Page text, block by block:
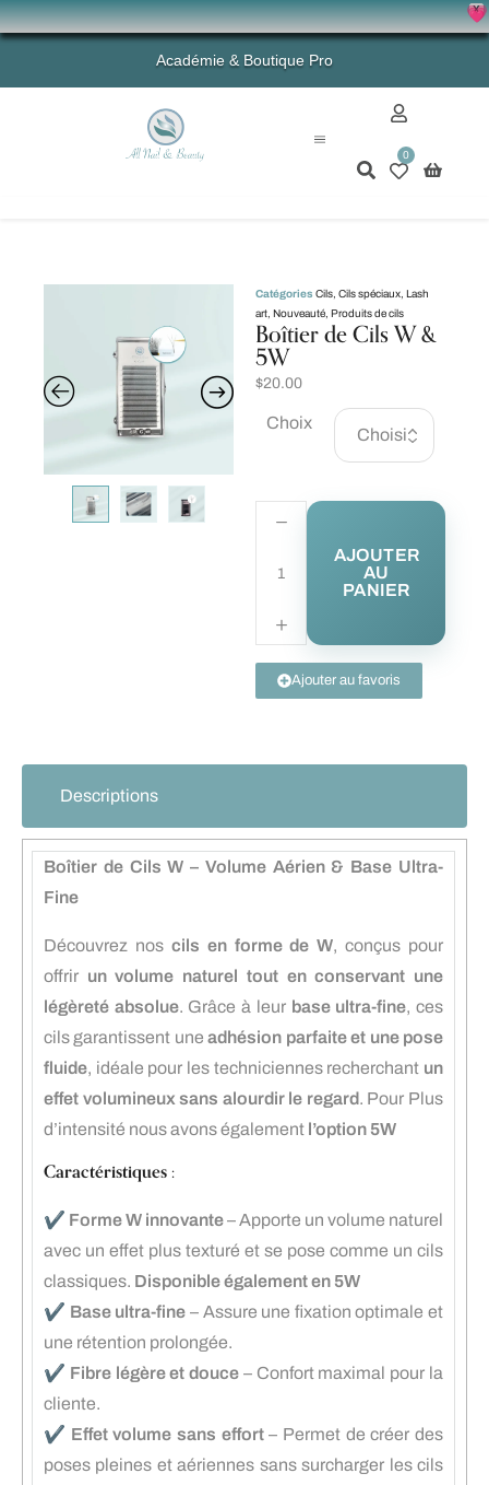
X
💗 -
Académie & Boutique Pro
0
Catégories Cils Cils spéciaux Lash
art Nouveauté Produits de cils
Boîtier de Cils W &
5W
$20.00
Choix
AJOUTER
AU
PANIER
Ajouter au favoris
Descriptions
Boîtier de Cils W – Volume Aérien & Base Ultra-
Fine
Découvrez nos cils en forme de W, conçus pour
offrir un volume naturel tout en conservant une
légèreté absolue. Grâce à leur base ultra-fine, ces
cils garantissent uneadhésion parfaite et une pose
fluide, idéale pour les techniciennes recherchant un
effet volumineux sans alourdir le regard. Pour Plus
d’intensité nous avons également l’option 5W
Caractéristiques :
✔️ Forme W innovante– Apporte un volume naturel
avec un effet plus texturé et se pose comme un cils
classiques. Disponible également en 5W
✔️ Base ultra-fine – Assure une fixation optimale et
une rétention prolongée.
✔️ Fibre légère et douce – Confort maximal pour la
cliente.
✔️ Effet volume sans effort– Permet de créer des
poses pleines et aériennes sans surcharger les cils